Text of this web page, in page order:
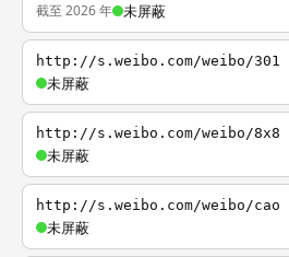
截至 2026 年 未屏蔽
http://s.weibo.com/weibo/301
未屏蔽
http://s.weibo.com/weibo/8x8
未屏蔽
http://s.weibo.com/weibo/cao
未屏蔽